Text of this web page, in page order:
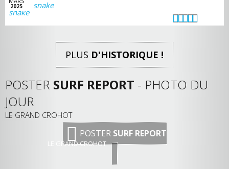
2025
snake
PLUS D'HISTORIQUE !
POSTER SURF REPORT - PHOTO DU
JOUR
LE GRAND CROHOT
POSTER SURF REPORT
LE GRAND CROHOT